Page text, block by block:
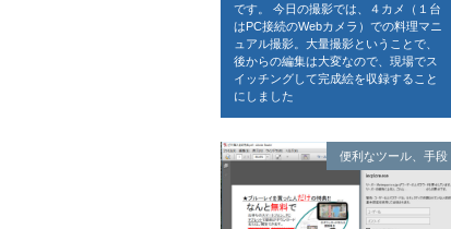
です。 今日の撮影では、４カメ（１台
はPC接続のWebカメラ）での料理マニ
ュアル撮影。大量撮影ということで、
後からの編集は大変なので、現場でス
イッチングして完成絵を収録すること
にしました
便利なツール、手段